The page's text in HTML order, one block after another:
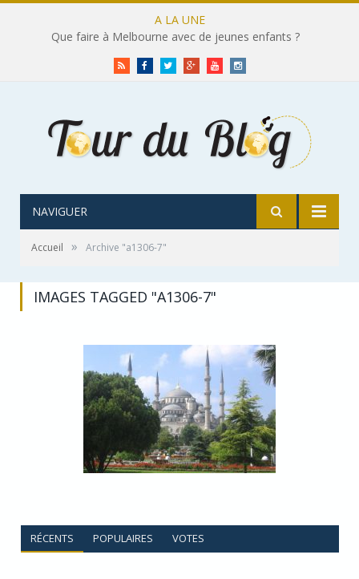
A LA UNE
Que faire à Melbourne avec de jeunes enfants ?
RSS FacebookTwitterGoogle+YoutubeInstagram
NAVIGUER
Accueil » Archive "a1306-7"
IMAGES TAGGED "A1306-7"
RÉCENTS POPULAIRES VOTES